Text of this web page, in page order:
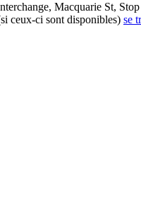
Macquarie St,
ceux-ci sont disponibles) se